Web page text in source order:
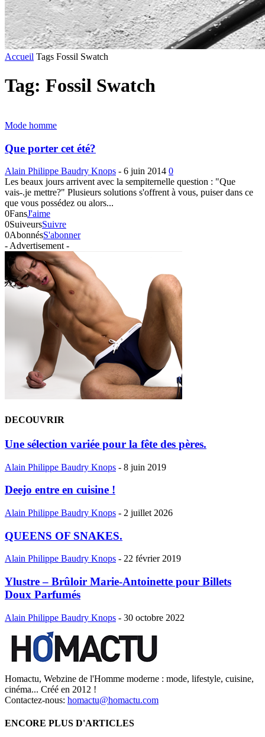
Accueil Tags Fossil Swatch
Tag: Fossil Swatch
Mode homme
Que porter cet été?
Alain Philippe Baudry Knops - 6 juin 2014 0
Les beaux jours arrivent avec la sempiternelle question : "Que
vais-.je mettre?" Plusieurs solutions s'offrent à vous, puiser dans ce
que vous possédez ou alors...
0FansJ'aime
0SuiveursSuivre
0AbonnésS'abonner
- Advertisement -
DECOUVRIR
Une sélection variée pour la fête des pères.
Alain Philippe Baudry Knops - 8 juin 2019
Deejo entre en cuisine !
Alain Philippe Baudry Knops - 2 juillet 2026
QUEENS OF SNAKES.
Alain Philippe Baudry Knops - 22 février 2019
Ylustre – Brûloir Marie-Antoinette pour Billets
Doux Parfumés
Alain Philippe Baudry Knops - 30 octobre 2022
Homactu, Webzine de l'Homme moderne : mode, lifestyle, cuisine,
cinéma... Créé en 2012 !
Contactez-nous: homactu@homactu.com
ENCORE PLUS D'ARTICLES